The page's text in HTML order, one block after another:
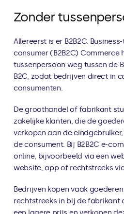
Zonder
Allereerst is er B2B2C.
consumer (B2B2C) Commerce
tussenpersoon weg tussen de
B2C, zodat bedrijven direct in
consumenten.
De groothandel of fabrikant
zakelijke klanten, die de
verkopen aan de
de consument. Bij B2B2C e-
online, bijvoorbeeld via een
website, app of rechtstreeks
Bedrijven kopen vaak
rechtstreeks in bij de fabrikant